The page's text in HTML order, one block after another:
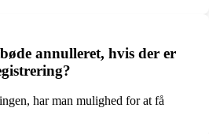
annulleret, hvis der er
har man mulighed for at få